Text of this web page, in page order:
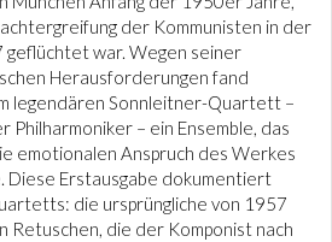
der Kommunisten in der
geflüchtet war. Wegen seiner
Herausforderungen fand
legendären Sonnleitner-Quartett –
– ein Ensemble, das
emotionalen Anspruch des Werkes
Erstausgabe dokumentiert
die ursprüngliche von 1957
Retuschen, die der Komponist nach